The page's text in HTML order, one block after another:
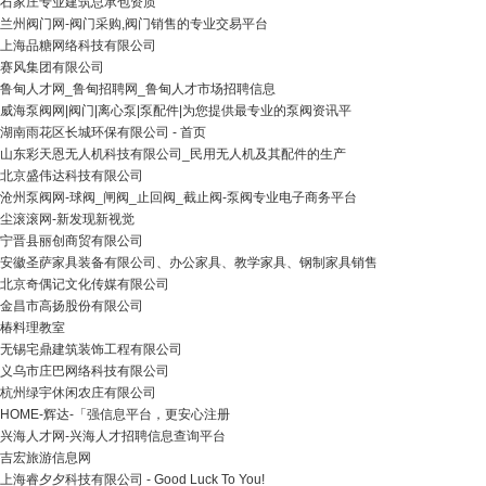
兰州阀门网-阀门采购,阀门销售的专业交易平台
上海品糖网络科技有限公司
赛风集团有限公司
鲁甸人才网_鲁甸招聘网_鲁甸人才市场招聘信息
威海泵阀网|阀门|离心泵|泵配件|为您提供最专业的泵阀资讯平
湖南雨花区长城环保有限公司 - 首页
山东彩天恩无人机科技有限公司_民用无人机及其配件的生产
北京盛伟达科技有限公司
沧州泵阀网-球阀_闸阀_止回阀_截止阀-泵阀专业电子商务平台
尘滚滚网-新发现新视觉
宁晋县丽创商贸有限公司
安徽圣萨家具装备有限公司、办公家具、教学家具、钢制家具销售
北京奇偶记文化传媒有限公司
金昌市高扬股份有限公司
椿料理教室
无锡宅鼎建筑装饰工程有限公司
义乌市庄巴网络科技有限公司
杭州绿宇休闲农庄有限公司
HOME-辉达-「强信息平台，更安心注册
兴海人才网-兴海人才招聘信息查询平台
吉宏旅游信息网
上海睿夕夕科技有限公司 - Good Luck To You!